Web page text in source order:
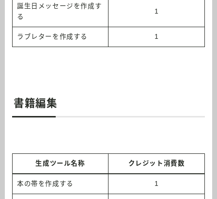
誕生日メッセージを作成す
る
1
ラブレターを作成する 1
書籍編集
生成ツール名称 クレジット消費数
本の帯を作成する 1